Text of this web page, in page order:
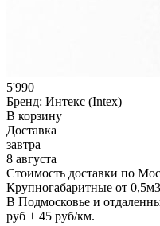
5'990
Бренд: Интекс (Intex)
В корзину
Доставка
завтра
8 августа
Стоимость доставки по
Крупногабаритные от
В Подмосковье и
руб + 45 руб/км.